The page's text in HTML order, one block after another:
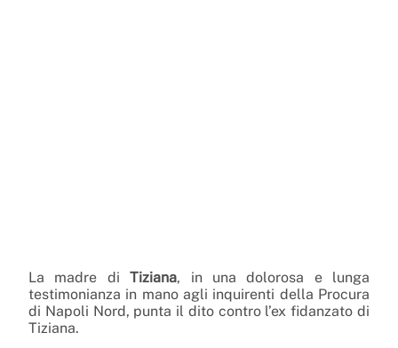
La madre diTiziana, in una dolorosa e lunga
testimonianza in mano agli inquirenti della Procura
di Napoli Nord, punta il dito contro l’ex fidanzato di
Tiziana.